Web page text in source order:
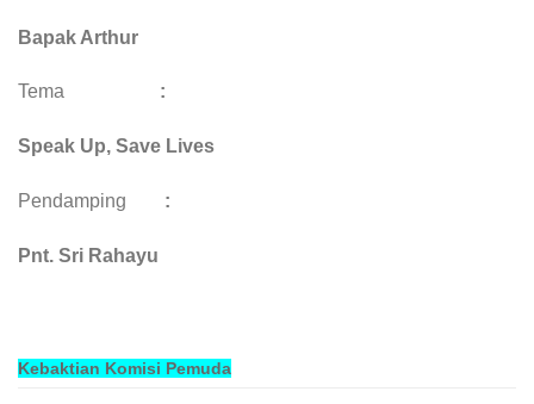
Bapak Arthur
Tema :
Speak Up, Save Lives
Pendamping :
Pnt. Sri Rahayu
Kebaktian Komisi Pemuda